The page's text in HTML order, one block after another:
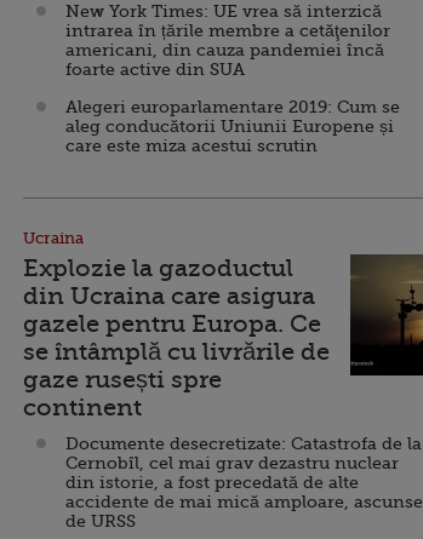
New York Times: UE vrea să interzică
intrarea în țările membre a cetăţenilor
americani, din cauza pandemiei încă
foarte active din SUA
Alegeri europarlamentare 2019: Cum se
aleg conducătorii Uniunii Europene și
care este miza acestui scrutin
Ucraina
Explozie la gazoductul
din Ucraina care asigura
gazele pentru Europa. Ce
se întâmplă cu livrările de
gaze rusești spre
continent
Documente desecretizate: Catastrofa de la
Cernobîl, cel mai grav dezastru nuclear
din istorie, a fost precedată de alte
accidente de mai mică amploare, ascunse
de URSS